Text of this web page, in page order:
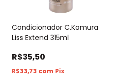
Condicionador C.Kamura
Liss Extend 315ml
R$35,50
R$33,73 com Pix